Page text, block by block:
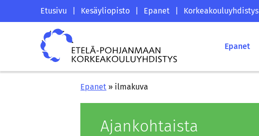
Etelä-
Pohjanmaan
korkeakouluyhdistyksen
saapumissivu
Etusivu Kesäyliopisto Epanet Korkeakouluyhdistys
Etelä-
Pohjanmaan
korkeakouluyhdistys
Epanet
Epanet » ilmakuva
Ajan­koh­tais­ta